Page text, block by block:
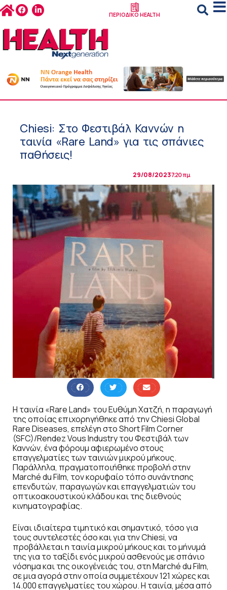
ΠΕΡΙΟΔΙΚΟ HEALTH
Chiesi: Στo Φεστιβάλ Καννών η
ταινία «Rare Land» για τις σπάνιες
παθήσεις!
29/08/20237:20 πμ
Η ταινία «Rare Land» του Ευθύμη Χατζή, η παραγωγή
της οποίας επιχορηγήθηκε από την Chiesi Global
Rare Diseases, επελέγη στο Short Film Corner
(SFC)/Rendez Vous Industry του Φεστιβάλ των
Καννών, ένα φόρουμ αφιερωμένο στους
επαγγελματίες των ταινιών μικρού μήκους.
Παράλληλα, πραγματοποιήθηκε προβολή στην
Marché du Film, τον κορυφαίο τόπο συνάντησης
επενδυτών, παραγωγών και επαγγελματιών του
οπτικοακουστικού κλάδου και της διεθνούς
κινηματογραφίας.
Είναι ιδιαίτερα τιμητικό και σημαντικό, τόσο για
τους συντελεστές όσο και για την Chiesi, να
προβάλλεται η ταινία μικρού μήκους και το μήνυμά
της για το ταξίδι ενός μικρού ασθενούς με σπάνιο
νόσημα και της οικογένειάς του, στη Marché du Film,
σε μια αγορά στην οποία συμμετέχουν 121 χώρες και
14.000 επαγγελματίες του χώρου. Η ταινία, μέσα από